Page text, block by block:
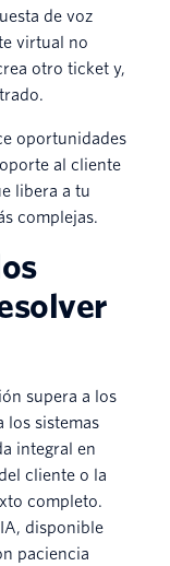
de voz
virtual no
otro ticket y,
oportunidades
al cliente
libera a tu
complejas.
supera a los
los sistemas
integral en
cliente o la
completo.
disponible
paciencia